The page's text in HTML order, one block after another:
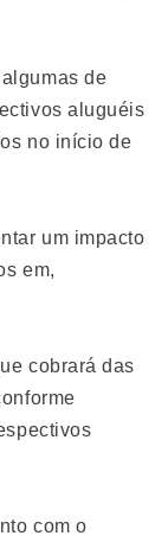
de
aluguéis
no início de
um impacto
em,
cobrará das
com o